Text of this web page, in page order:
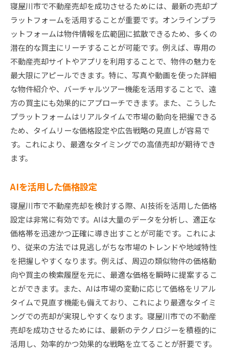
寝屋川市で不動産売却を成功させるためには、最新の売却プ
ラットフォームを活用することが重要です。オンラインプラ
ットフォームは物件情報を広範囲に拡散できるため、多くの
潜在的な買主にリーチすることが可能です。例えば、専用の
不動産売却サイトやアプリを利用することで、物件の魅力を
最大限にアピールできます。特に、写真や動画を使った詳細
な物件紹介や、バーチャルツアー機能を活用することで、遠
方の買主にも効果的にアプローチできます。また、こうした
プラットフォームはリアルタイムで市場の動向を把握できる
ため、タイムリーな価格設定や広告戦略の見直しが容易で
す。これにより、最適なタイミングでの高値売却が期待でき
ます。
AIを活用した価格設定
寝屋川市で不動産売却を検討する際、AI技術を活用した価格
設定は非常に有効です。AIは大量のデータを分析し、適正な
価格帯を迅速かつ正確に導き出すことが可能です。これによ
り、従来の方法では見逃しがちな市場のトレンドや地域特性
を把握しやすくなります。例えば、周辺の類似物件の価格動
向や買主の検索履歴を元に、最適な価格を瞬時に提案するこ
とができます。また、AIは市場の変動に応じて価格をリアル
タイムで見直す機能も備えており、これにより最適なタイミ
ングでの売却が実現しやすくなります。寝屋川市での不動産
売却を成功させるためには、最新のテクノロジーを積極的に
活用し、効率的かつ効果的な戦略を立てることが肝要です。